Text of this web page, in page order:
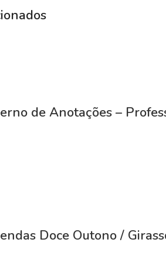
de Anotações –
Doce Outono /